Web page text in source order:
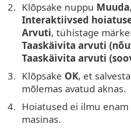
Klõpsake nuppu Muuda
Interaktiivsed
Arvuti, tühistage
Taaskäivita arvuti
Taaskäivita arvuti
Klõpsake OK, et
mõlemas avatud aknas.
Hoiatused ei ilmu
masinas.